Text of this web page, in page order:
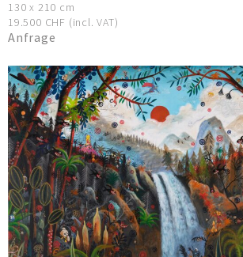
130 x 210 cm
19.500 CHF (incl. VAT)
Anfrage